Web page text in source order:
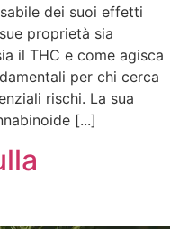
dei suoi effetti
proprietà sia
il THC e come agisca
per chi cerca
rischi. La sua
[...]